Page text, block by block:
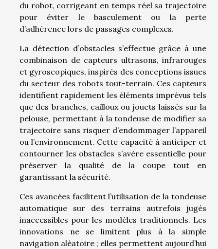
du robot, corrigeant en temps réel sa trajectoire
pour éviter le basculement ou la perte
d’adhérence lors de passages complexes.
La détection d’obstacles s’effectue grâce à une
combinaison de capteurs ultrasons, infrarouges
et gyroscopiques, inspirés des conceptions issues
du secteur des robots tout-terrain. Ces capteurs
identifient rapidement les éléments imprévus tels
que des branches, cailloux ou jouets laissés sur la
pelouse, permettant à la tondeuse de modifier sa
trajectoire sans risquer d’endommager l’appareil
ou l’environnement. Cette capacité à anticiper et
contourner les obstacles s’avère essentielle pour
préserver la qualité de la coupe tout en
garantissant la sécurité.
Ces avancées facilitent l’utilisation de la tondeuse
automatique sur des terrains autrefois jugés
inaccessibles pour les modèles traditionnels. Les
innovations ne se limitent plus à la simple
navigation aléatoire ; elles permettent aujourd’hui